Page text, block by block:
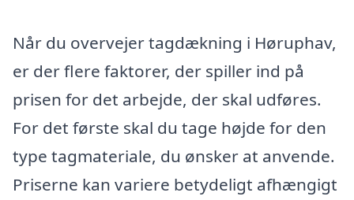
Når du overvejer tagdækning i Høruphav,
er der flere faktorer, der spiller ind på
prisen for det arbejde, der skal udføres.
For det første skal du tage højde for den
type tagmateriale, du ønsker at anvende.
Priserne kan variere betydeligt afhængigt